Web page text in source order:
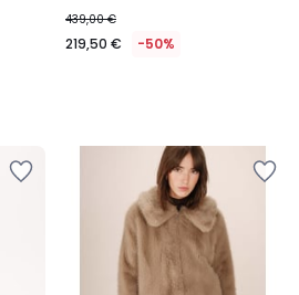
439,00 €
219,50 € -50%